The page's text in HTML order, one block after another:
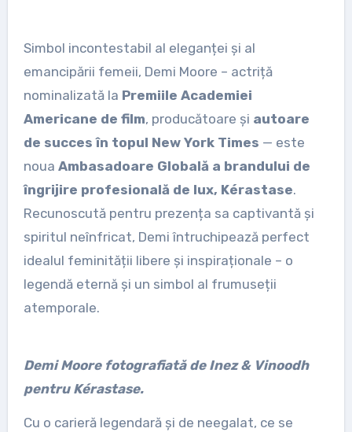
Simbol incontestabil al eleganței și al
emancipării femeii, Demi Moore – actriță
nominalizată la Premiile Academiei
Americane de film, producătoare și autoare
de succes în topul New York Times — este
noua Ambasadoare Globală a brandului de
îngrijire profesională de lux, Kérastase.
Recunoscută pentru prezența sa captivantă și
spiritul neînfricat, Demi întruchipează perfect
idealul feminității libere și inspiraționale – o
legendă eternă și un simbol al frumuseții
atemporale.
Demi Moore fotografiată de Inez & Vinoodh
pentru Kérastase.
Cu o carieră legendară și de neegalat, ce se